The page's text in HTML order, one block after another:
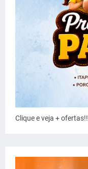
Clique e veja + ofertas!!